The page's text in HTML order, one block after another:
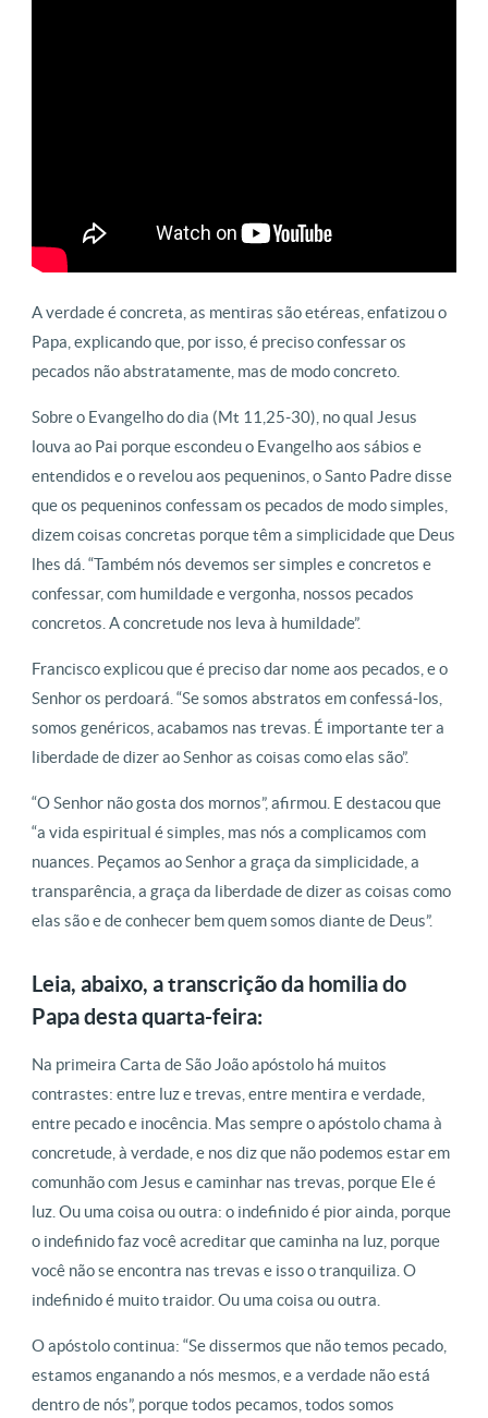
A verdade é concreta, as mentiras são etéreas, enfatizou o
Papa, explicando que, por isso, é preciso confessar os
pecados não abstratamente, mas de modo concreto.
Sobre o Evangelho do dia (Mt 11,25-30), no qual Jesus
louva ao Pai porque escondeu o Evangelho aos sábios e
entendidos e o revelou aos pequeninos, o Santo Padre disse
que os pequeninos confessam os pecados de modo simples,
dizem coisas concretas porque têm a simplicidade que Deus
lhes dá. “Também nós devemos ser simples e concretos e
confessar, com humildade e vergonha, nossos pecados
concretos. A concretude nos leva à humildade”.
Francisco explicou que é preciso dar nome aos pecados, e o
Senhor os perdoará. “Se somos abstratos em confessá-los,
somos genéricos, acabamos nas trevas. É importante ter a
liberdade de dizer ao Senhor as coisas como elas são”.
“O Senhor não gosta dos mornos”, afirmou. E destacou que
“a vida espiritual é simples, mas nós a complicamos com
nuances. Peçamos ao Senhor a graça da simplicidade, a
transparência, a graça da liberdade de dizer as coisas como
elas são e de conhecer bem quem somos diante de Deus”.
Leia, abaixo, a transcrição da homilia do
Papa desta quarta-feira:
Na primeira Carta de São João apóstolo há muitos
contrastes: entre luz e trevas, entre mentira e verdade,
entre pecado e inocência. Mas sempre o apóstolo chama à
concretude, à verdade, e nos diz que não podemos estar em
comunhão com Jesus e caminhar nas trevas, porque Ele é
luz. Ou uma coisa ou outra: o indefinido é pior ainda, porque
o indefinido faz você acreditar que caminha na luz, porque
você não se encontra nas trevas e isso o tranquiliza. O
indefinido é muito traidor. Ou uma coisa ou outra.
O apóstolo continua: “Se dissermos que não temos pecado,
estamos enganando a nós mesmos, e a verdade não está
dentro de nós”, porque todos pecamos, todos somos